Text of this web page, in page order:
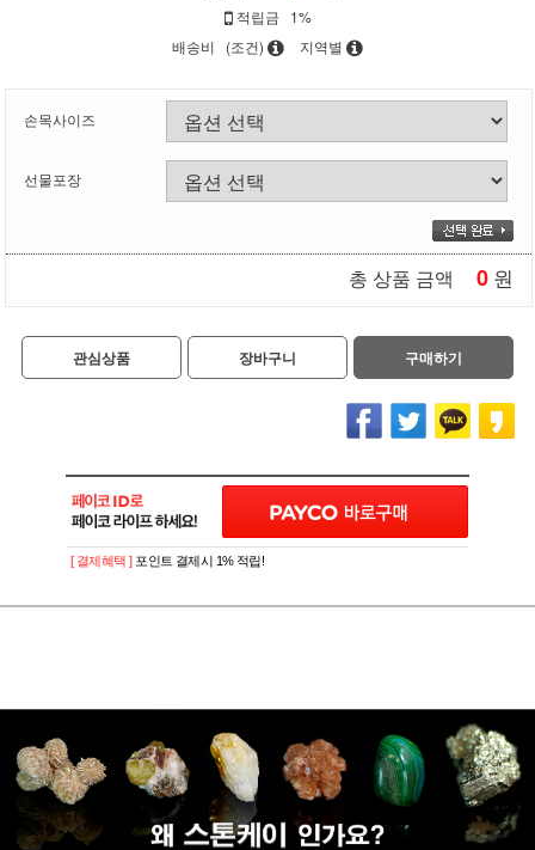
적립금
1%
배송비
(조건) 지역별
손목사이즈
선물포장
총 상품 금액 0 원
관심상품 장바구니 구매하기
[ 결제혜택 ] 포인트 결제시 1% 적립!